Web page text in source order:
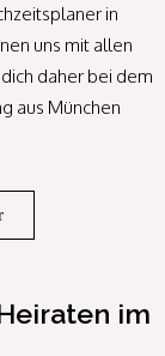
in
uns mit allen
daher bei dem
aus München
im